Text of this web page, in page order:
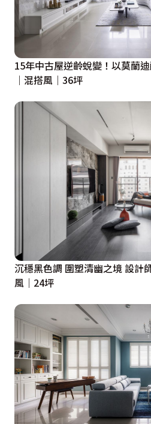
15年中古屋逆齡蛻變！以莫蘭
｜混搭風｜36坪
沉穩黑色調 圍塑清幽之境 設計
風｜24坪